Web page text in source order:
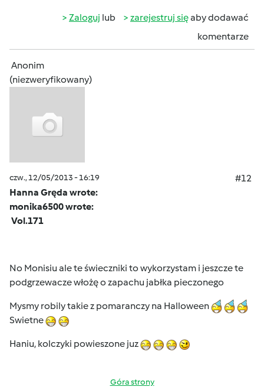
Zaloguj lub zarejestruj sięaby dodawać
komentarze
Anonim
(niezweryfikowany)
czw., 12/05/2013 - 16:19
#12
Hanna Gręda wrote:
monika6500 wrote:
Vol.171
No Monisiu ale te świeczniki to wykorzystam i jeszcze te
podgrzewacze włożę o zapachu jabłka pieczonego
Mysmy robily takie z pomaranczy na Halloween
Swietne
Haniu, kolczyki powieszone juz
Góra strony